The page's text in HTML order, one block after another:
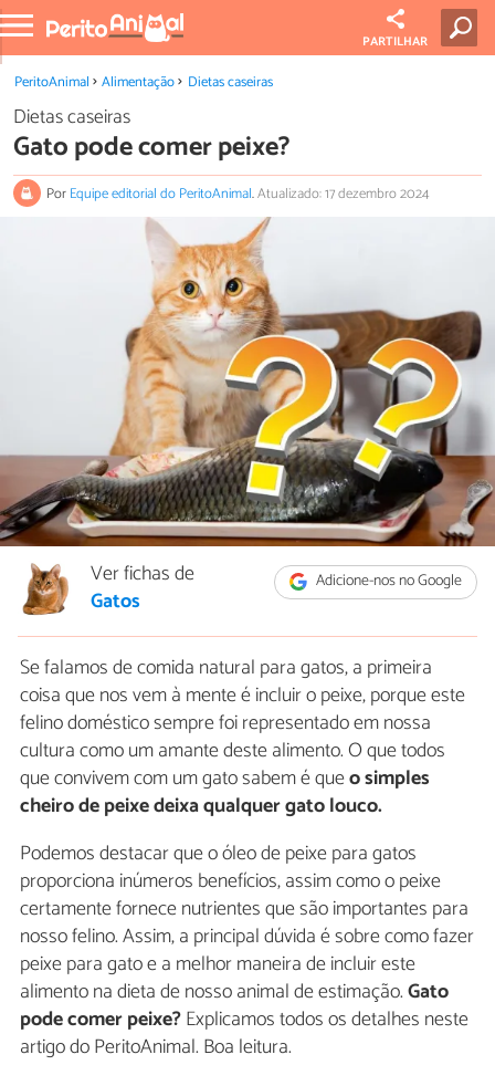
PARTILHAR
PeritoAnimal Alimentação Dietas caseiras
Dietas caseiras
Gato pode comer peixe?
PorEquipe editorial do PeritoAnimal.Atualizado: 17 dezembro 2024
Adicione-nos no Google
Ver fichas de
Gatos
Se falamos de comida natural para gatos, a primeira
coisa que nos vem à mente é incluir o peixe, porque este
felino doméstico sempre foi representado em nossa
cultura como um amante deste alimento. O que todos
que convivem com um gato sabem é queo simples
cheiro de peixe deixa qualquer gato louco.
Podemos destacar que o óleo de peixe para gatos
proporciona inúmeros benefícios, assim como o peixe
certamente fornece nutrientes que são importantes para
nosso felino. Assim, a principal dúvida é sobre como fazer
peixe para gato e a melhor maneira de incluir este
alimento na dieta de nosso animal de estimação.Gato
pode comer peixe?Explicamos todos os detalhes neste
artigo do PeritoAnimal. Boa leitura.